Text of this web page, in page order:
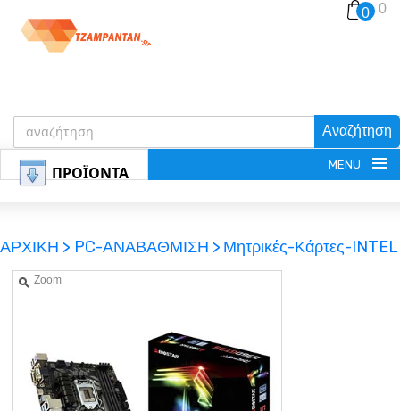
Αναζήτηση
0 0
ΠΡΟΪΟΝΤΑ MENU
ΚΑΛΑΘΙ-ΑΓΟΡΩΝ
ΑΡΧΙΚΗ > PC-ΑΝΑΒΑΘΜΙΣΗ > Μητρικές-Κάρτες-INTEL
Zoom